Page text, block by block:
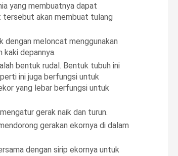
yang membuatnya dapat
akan membuat tulang
dengan meloncat menggunakan
kaki depannya.
bentuk rudal. Bentuk tubuh ini
ini juga berfungsi untuk
yang lebar berfungsi untuk
gerak naik dan turun.
gerakan ekornya di dalam
dengan sirip ekornya untuk